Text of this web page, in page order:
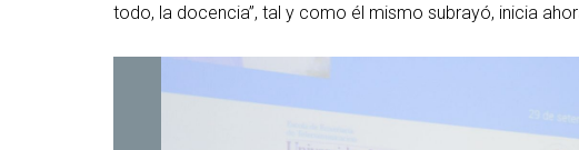
todo, la docencia”, tal y como él mismo subrayó, inicia